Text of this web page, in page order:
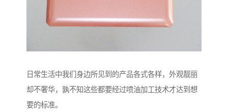
日常生活中我们身边所见到的产品各式各样，外观靓丽
却不奢华，孰不知这些都要经过喷油加工技术才达到想
要的标准。